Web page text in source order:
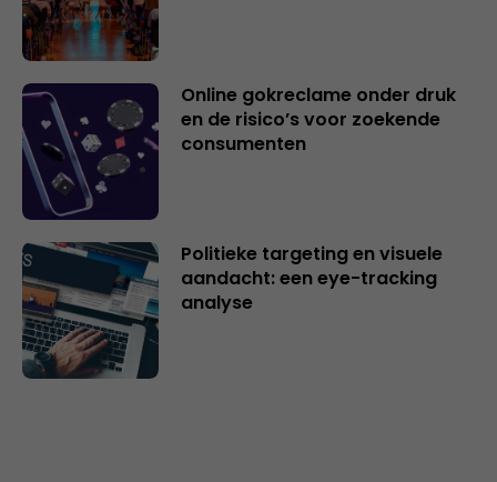
Online gokreclame onder druk
en de risico’s voor zoekende
consumenten
Politieke targeting en visuele
aandacht: een eye-tracking
analyse